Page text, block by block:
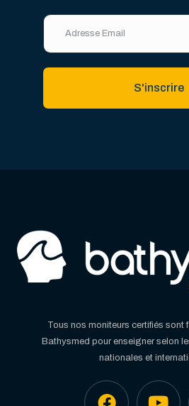
S'inscrire
Tous nos moniteurs certifiés sont
Bathysmed pour enseigner selon
nationales et